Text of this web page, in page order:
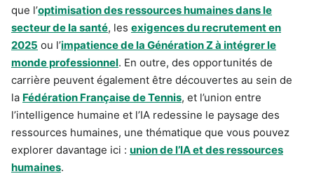
que l’optimisation des ressources humaines dans le
secteur de la santé, les exigences du recrutement en
2025 ou l’impatience de la Génération Z à intégrer le
monde professionnel. En outre, des opportunités de
carrière peuvent également être découvertes au sein de
la Fédération Française de Tennis, et l’union entre
l’intelligence humaine et l’IA redessine le paysage des
ressources humaines, une thématique que vous pouvez
explorer davantage ici : union de l’IA et des ressources
humaines.